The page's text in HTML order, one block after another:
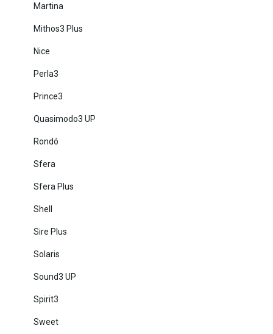
Martina
Mithos3 Plus
Nice
Perla3
Prince3
Quasimodo3 UP
Rondó
Sfera
Sfera Plus
Shell
Sire Plus
Solaris
Sound3 UP
Spirit3
Sweet